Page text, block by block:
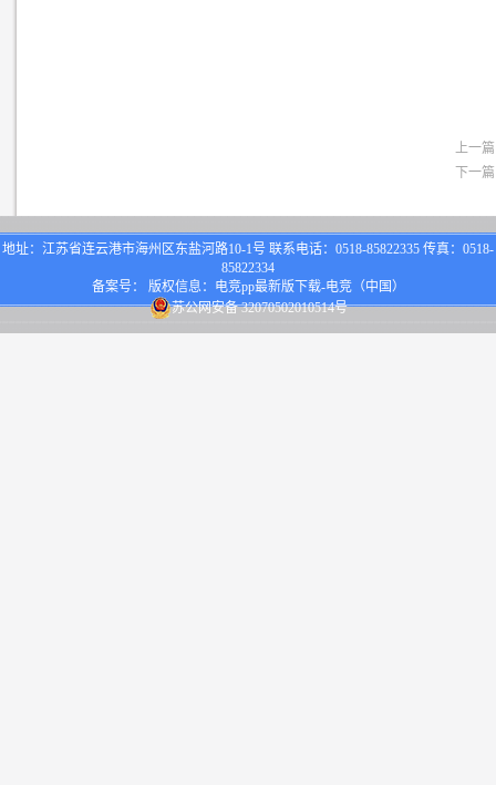
上一
下一
地址：江苏省连云港市海州区东盐河路10-1号 联系电话：0518-85822335 传真：0518-
85822334
备案号： 版权信息：电竞pp最新版下载-电竞（中国）
苏公网安备 32070502010514号